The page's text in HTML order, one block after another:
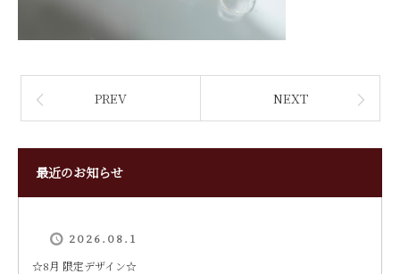
PREV NEXT
最近のお知らせ
2026.08.1
‪☆8月 限定デザイン☆